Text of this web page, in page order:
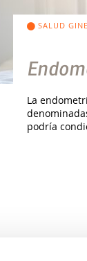
SALUD
La
podría